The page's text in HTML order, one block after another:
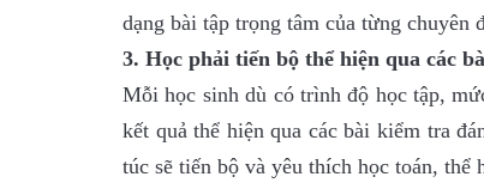
dạng bài tập trọng tâm của từng chuyên
3. Học phải tiến bộ thể hiện qua các
Mỗi học sinh dù có trình độ học tập,
kết quả thể hiện qua các bài kiểm tra
túc sẽ tiến bộ và yêu thích học toán,